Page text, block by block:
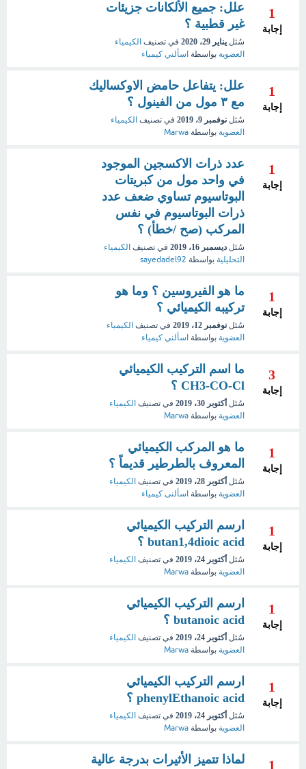
1
إجابة
علل: جميع الألكانات جزيئات
غير قطبية ؟
سُئل يناير 29، 2020 في تصنيف الكيمياء
العضوية بواسطة اسألني كيمياء
1
إجابة
علل: يتفاعل حامض الاوكساليك
مع ٣ مول من الفينول ؟
سُئل نوفمبر 9، 2019 في تصنيف الكيمياء
العضوية بواسطة Marwa
1
إجابة
عدد ذرات الاكسجين الموجود
في واحد مول من كبريتات
البوتاسيوم تساوي ضعف عدد
ذرات البوتاسيوم في نفس
المركب (صح /خطأ) ؟
سُئل ديسمبر 16، 2019 في تصنيف الكيمياء
التحليلية بواسطة sayedadel92
1
إجابة
ما هو الفيروسين ؟ وما هو
تركيبه الكيميائي ؟
سُئل نوفمبر 12، 2019 في تصنيف الكيمياء
العضوية بواسطة اسألني كيمياء
3
إجابة
ما اسم التركيب الكيميائي
CH3-CO-Cl ؟
سُئل أكتوبر 30، 2019 في تصنيف الكيمياء
العضوية بواسطة Marwa
1
إجابة
ما هو المركب الكيميائي
المعروف بالطرطير قديماً ؟
سُئل أكتوبر 28، 2019 في تصنيف الكيمياء
العضوية بواسطة اسألنى كيمياء
1
إجابة
ارسم التركيب الكيميائي
butan1,4dioic acid ؟
سُئل أكتوبر 24، 2019 في تصنيف الكيمياء
العضوية بواسطة Marwa
1
إجابة
ارسم التركيب الكيميائي
butanoic acid ؟
سُئل أكتوبر 24، 2019 في تصنيف الكيمياء
العضوية بواسطة Marwa
1
إجابة
ارسم التركيب الكيميائي
phenylEthanoic acid ؟
سُئل أكتوبر 24، 2019 في تصنيف الكيمياء
العضوية بواسطة Marwa
1 لماذا تتميز الأثيرات بدرجة عالية